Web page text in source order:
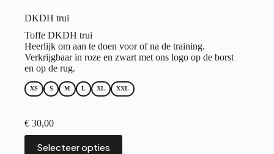
DKDH trui
Toffe DKDH trui
Heerlijk om aan te doen voor of na de training.
Verkrijgbaar in roze en zwart met ons logo op de borst
en op de rug.
XS S M L XL XXL
€ 30,00
Selecteer opties
Dit
product